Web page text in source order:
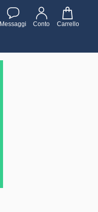
Messaggi Conto Carrello